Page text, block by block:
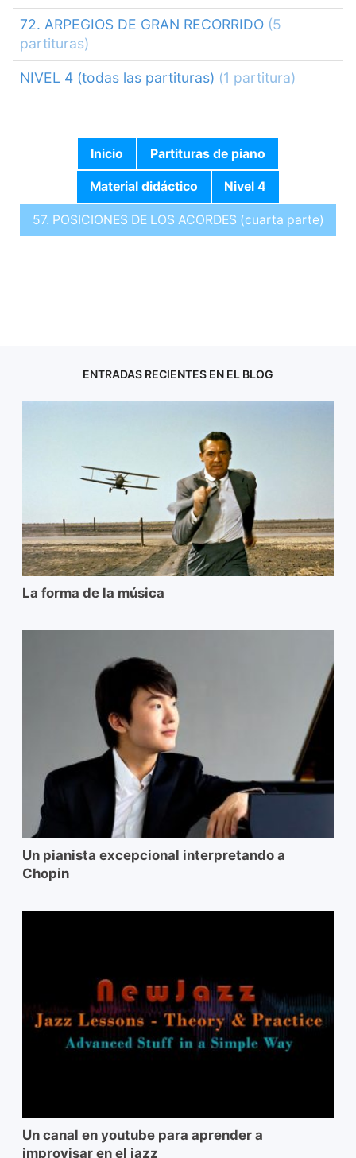
72. ARPEGIOS DE GRAN RECORRIDO (5
partituras)
NIVEL 4 (todas las partituras) (1 partitura)
Inicio Partituras de piano
Material didáctico Nivel 4
57. POSICIONES DE LOS ACORDES (cuarta parte)
ENTRADAS RECIENTES EN EL BLOG
La forma de la música
Un pianista excepcional interpretando a
Chopin
Un canal en youtube para aprender a
improvisar en el jazz